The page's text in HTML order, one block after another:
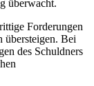
überwacht.
Forderungen
übersteigen. Bei
des Schuldners